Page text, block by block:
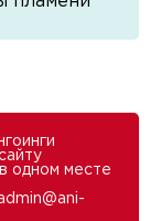
одном месте